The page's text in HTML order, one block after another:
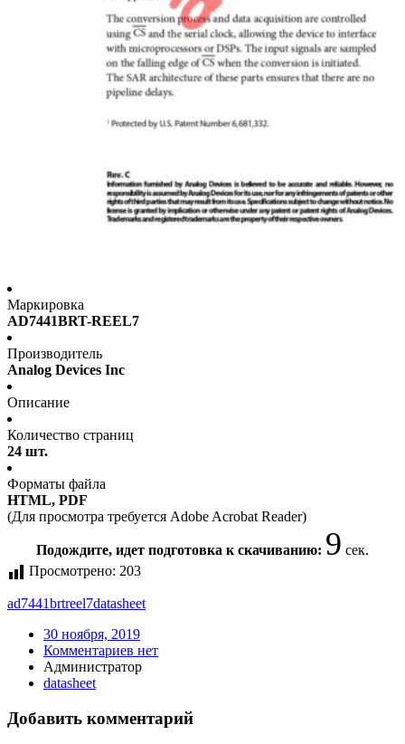
Маркировка
AD7441BRT-REEL7
Производитель
Analog Devices Inc
Описание
Количество страниц
24 шт.
Форматы файла
HTML, PDF
(Для просмотра требуется Adobe Acrobat Reader)
Подождите, идет подготовка к скачиванию: 9 сек.
Просмотрено: 203
ad7441brtreel7datasheet
30 ноября, 2019
Комментариев нет
Администратор
datasheet
Добавить комментарий